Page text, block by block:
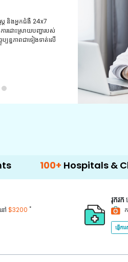
រឹក្សាវេជ្ជសាស្ត្រដែល
Hospitals & Clinics
ៅ $3200 *
រុករក
ផ្ញើក